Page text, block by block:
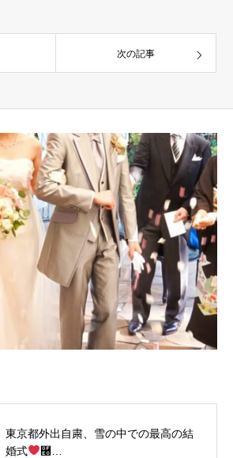
次の記事
東京都外出自粛、雪の中での最高の結
婚式
࿠…